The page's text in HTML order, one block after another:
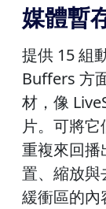
媒體暫
提供 15 組
Buffers 方
材，像
片。可將它
重複來回播
置、縮放與
緩衝區的內